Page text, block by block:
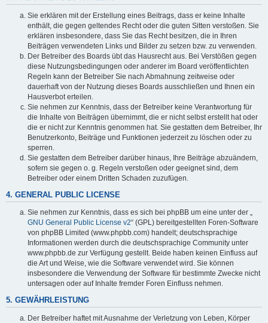
Sie erklären mit der Erstellung eines Beitrags, dass er keine Inhalte
enthält, die gegen geltendes Recht oder die guten Sitten verstoßen. Sie
erklären insbesondere, dass Sie das Recht besitzen, die in Ihren
Beiträgen verwendeten Links und Bilder zu setzen bzw. zu verwenden.
Der Betreiber des Boards übt das Hausrecht aus. Bei Verstößen gegen
diese Nutzungsbedingungen oder anderer im Board veröffentlichten
Regeln kann der Betreiber Sie nach Abmahnung zeitweise oder
dauerhaft von der Nutzung dieses Boards ausschließen und Ihnen ein
Hausverbot erteilen.
Sie nehmen zur Kenntnis, dass der Betreiber keine Verantwortung für
die Inhalte von Beiträgen übernimmt, die er nicht selbst erstellt hat oder
die er nicht zur Kenntnis genommen hat. Sie gestatten dem Betreiber, Ihr
Benutzerkonto, Beiträge und Funktionen jederzeit zu löschen oder zu
sperren.
Sie gestatten dem Betreiber darüber hinaus, Ihre Beiträge abzuändern,
sofern sie gegen o. g. Regeln verstoßen oder geeignet sind, dem
Betreiber oder einem Dritten Schaden zuzufügen.
4. GENERAL PUBLIC LICENSE
Sie nehmen zur Kenntnis, dass es sich bei phpBB um eine unter der „
GNU General Public License v2“ (GPL) bereitgestellten Foren-Software
von phpBB Limited (www.phpbb.com) handelt; deutschsprachige
Informationen werden durch die deutschsprachige Community unter
www.phpbb.de zur Verfügung gestellt. Beide haben keinen Einfluss auf
die Art und Weise, wie die Software verwendet wird. Sie können
insbesondere die Verwendung der Software für bestimmte Zwecke nicht
untersagen oder auf Inhalte fremder Foren Einfluss nehmen.
5. GEWÄHRLEISTUNG
Der Betreiber haftet mit Ausnahme der Verletzung von Leben, Körper